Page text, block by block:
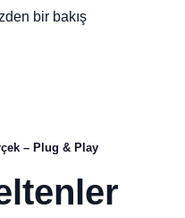
bir bakış
– Plug & Play